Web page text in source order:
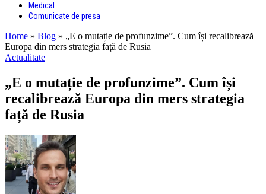
Medical
Comunicate de presa
Home » Blog » „E o mutație de profunzime”. Cum își recalibrează
Europa din mers strategia față de Rusia
Actualitate
„E o mutație de profunzime”. Cum își
recalibrează Europa din mers strategia
față de Rusia